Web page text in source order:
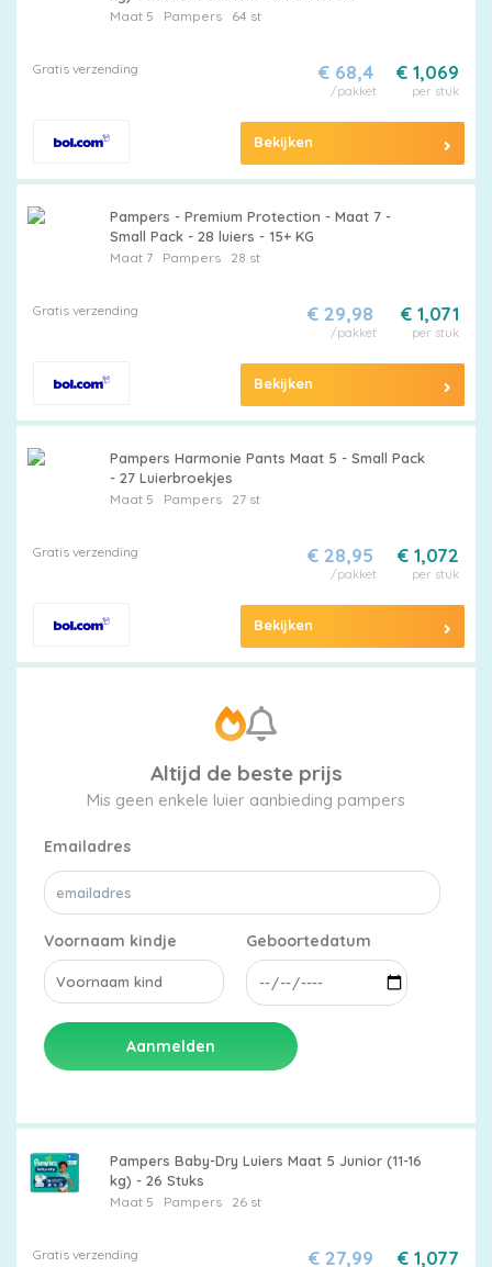
Voordeelverpakking - 2 stuks - Babyluiers -
Maat 5 Pampers64 st
Gratis verzending € 1,069
per stuk
€ 68,4
/pakket
Bekijken
Pampers - Premium Protection - Maat 7 -
Small Pack - 28 luiers - 15+ KG
Maat 7 Pampers28 st
Gratis verzending € 1,071
per stuk
€ 29,98
/pakket
Bekijken
Pampers Harmonie Pants Maat 5 - Small Pack
- 27 Luierbroekjes
Maat 5 Pampers27 st
Gratis verzending € 1,072
per stuk
€ 28,95
/pakket
Bekijken
Altijd de beste prijs
Mis geen enkele luier aanbieding pampers
Emailadres
Voornaam kindje Geboortedatum
Aanmelden
Pampers Baby-Dry Luiers Maat 5 Junior (11-16
kg) - 26 Stuks
Maat 5 Pampers26 st
Gratis verzending € 1,077
€ 27,99